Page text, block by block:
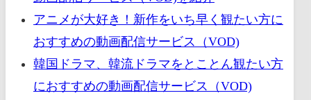
アニメが大好き！新作をいち早く観たい方に
おすすめの動画配信サービス（VOD)
韓国ドラマ、韓流ドラマをとことん観たい方
におすすめの動画配信サービス（VOD)